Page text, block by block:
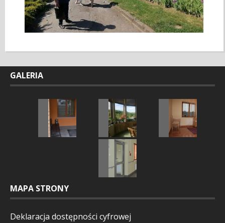
GALERIA
MAPA STRONY
Deklaracja dostępności cyfrowej